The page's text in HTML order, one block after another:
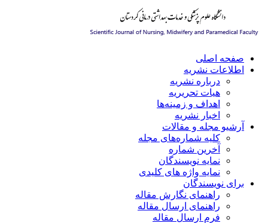
صفحه اصلی
اطلاعات نشریه
درباره نشریه
هیات تحریریه
اهداف و زمینه‌ها
اخبار نشریه
آرشیو مجله و مقالات
کلیه شماره‌های مجله
آخرین شماره
نمایه نویسندگان
نمایه واژه های کلیدی
برای نویسندگان
راهنمای نگارش مقاله
راهنمای ارسال مقاله
فرم ارسال مقاله